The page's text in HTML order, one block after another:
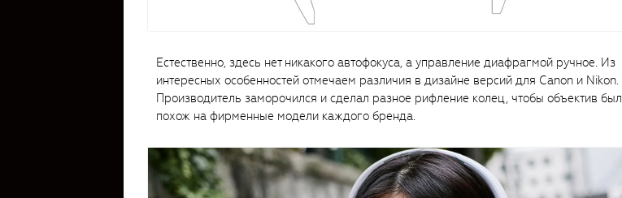
Естественно, здесь нет никакого автофокуса, а управление диафрагмой ручное. Из
интересных особенностей отмечаем различия в дизайне версий для Canon и Nikon.
Производитель заморочился и сделал разное рифление колец, чтобы объектив был
похож на фирменные модели каждого бренда.